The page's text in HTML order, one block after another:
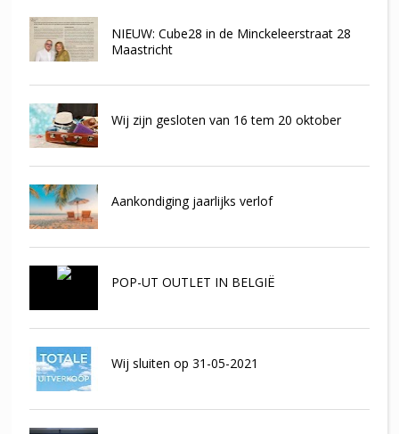
NIEUW: Cube28 in de Minckeleerstraat 28
Maastricht
Wij zijn gesloten van 16 tem 20 oktober
Aankondiging jaarlijks verlof
POP-UT OUTLET IN BELGIË
Wij sluiten op 31-05-2021